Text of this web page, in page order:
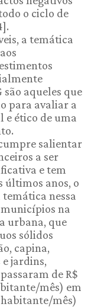
o ciclo de
a temática
são aqueles que
para avaliar a
e ético de uma
salientar
a ser
e tem
últimos anos, o
nessa
na
urbana, que
sólidos
capina,
jardins,
de R$
mês) em
habitante/mês)